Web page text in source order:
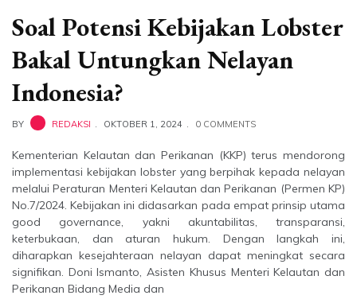
Soal Potensi Kebijakan Lobster
Bakal Untungkan Nelayan
Indonesia?
BY REDAKSI OKTOBER 1, 2024 0 COMMENTS
Kementerian Kelautan dan Perikanan (KKP) terus mendorong
implementasi kebijakan lobster yang berpihak kepada nelayan
melalui Peraturan Menteri Kelautan dan Perikanan (Permen KP)
No.7/2024. Kebijakan ini didasarkan pada empat prinsip utama
good governance, yakni akuntabilitas, transparansi,
keterbukaan, dan aturan hukum. Dengan langkah ini,
diharapkan kesejahteraan nelayan dapat meningkat secara
signifikan. Doni Ismanto, Asisten Khusus Menteri Kelautan dan
Perikanan Bidang Media dan